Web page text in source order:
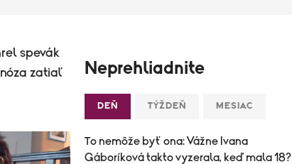
spevák
zatiaľ
Neprehliadnite
DEŇ TÝŽDEŇ MESIAC
To nemôže byť ona: Vážne Ivana
Gáboríková takto vyzerala, keď mala 18?